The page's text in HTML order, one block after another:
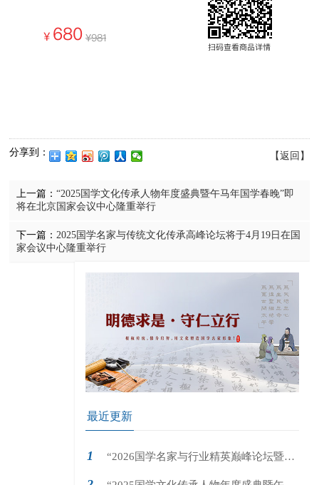
分享到： 【返回】
上一篇：“2025国学文化传承人物年度盛典暨午马年国学春晚”即
将在北京国家会议中心隆重举行
下一篇： 2025国学名家与传统文化传承高峰论坛将于4月19日在国
家会议中心隆重举行
最近更新
“2026国学名家与行业精英巅峰论坛暨大
国学・大先生对话盛典 ”即将在北京国家会议